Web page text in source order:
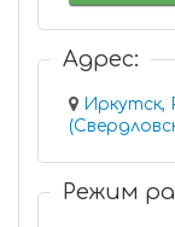
Адрес:
Иркутск,
Режим